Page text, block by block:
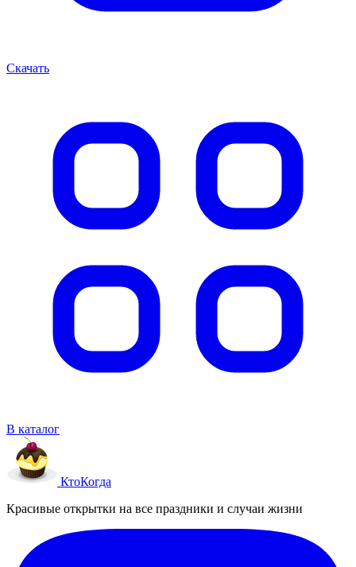
Скачать
В каталог
КтоКогда
Красивые открытки на все праздники и случаи жизни